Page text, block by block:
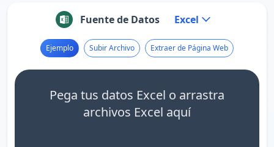
Fuente de Datos Excel
Ejemplo Subir Archivo Extraer de Página Web
Pega tus datos Excel o arrastra
archivos Excel aquí